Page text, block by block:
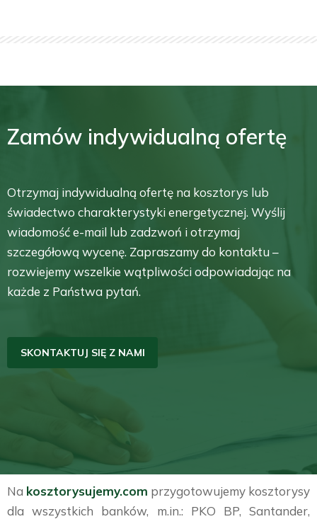
Zamów indywidualną ofertę
Otrzymaj indywidualną ofertę na kosztorys lub
świadectwo charakterystyki energetycznej. Wyślij
wiadomość e-mail lub zadzwoń i otrzymaj
szczegółową wycenę. Zapraszamy do kontaktu –
rozwiejemy wszelkie wątpliwości odpowiadając na
każde z Państwa pytań.
SKONTAKTUJ SIĘ Z NAMI
Na kosztorysujemy.com przygotowujemy kosztorysy
dla wszystkich banków, m.in.: PKO BP, Santander,